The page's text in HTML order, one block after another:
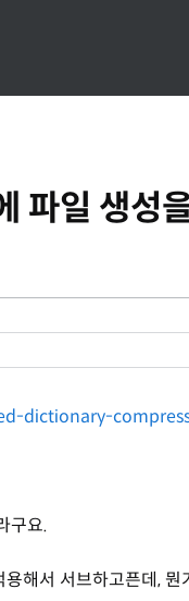
일 생성을
dictionary-
구요.
해서 서브하고픈데,